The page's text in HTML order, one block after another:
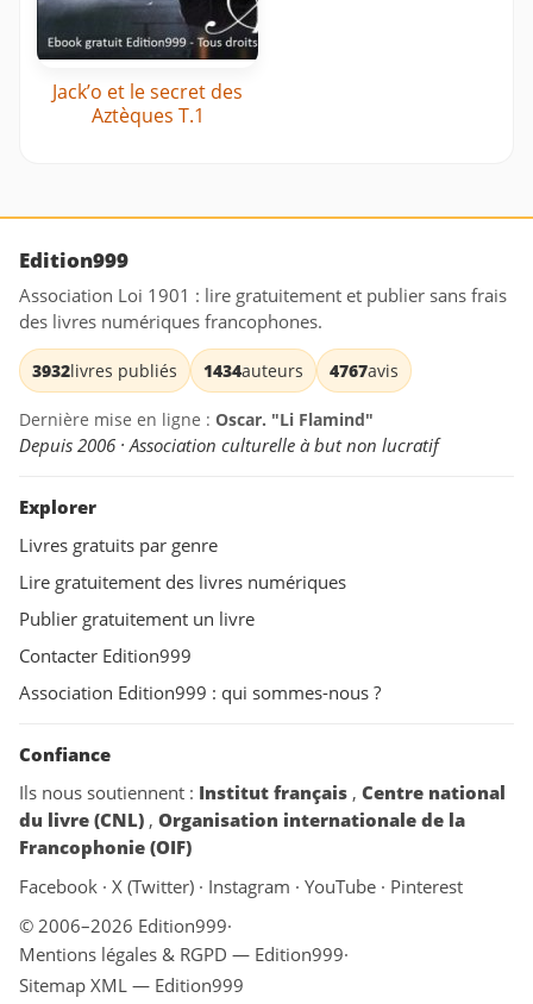
Jack’o et le secret des
Aztèques T.1
Edition999
Association Loi 1901 : lire gratuitement et publier sans frais
des livres numériques francophones.
3932livres publiés 1434auteurs 4767avis
Dernière mise en ligne : Oscar. "Li Flamind"
Depuis 2006 · Association culturelle à but non lucratif
Explorer
Livres gratuits par genre
Lire gratuitement des livres numériques
Publier gratuitement un livre
Contacter Edition999
Association Edition999 : qui sommes-nous ?
Confiance
Ils nous soutiennent : Institut français , Centre national
du livre (CNL) , Organisation internationale de la
Francophonie (OIF)
Facebook · X (Twitter) · Instagram · YouTube · Pinterest
© 2006–2026 Edition999·
Mentions légales & RGPD — Edition999·
Sitemap XML — Edition999